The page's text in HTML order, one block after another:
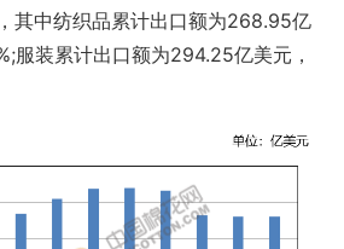
其中纺织品累计出口额为268.95亿
服装累计出口额为294.25亿美元，